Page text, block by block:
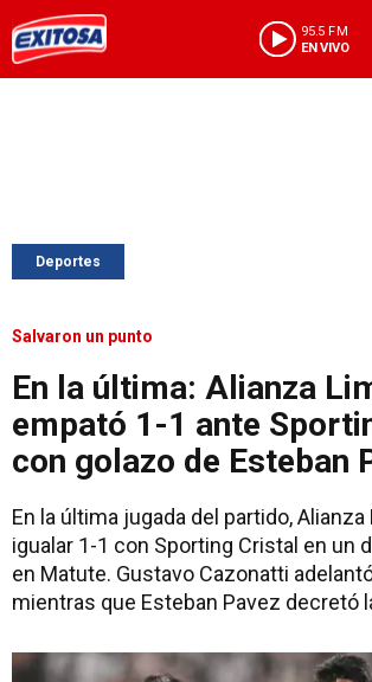
95.5 FM
EN VIVO
Deportes
Salvaron un punto
En la última: Alianza
empató 1-1 ante
con golazo de Esteban
En la última jugada del partido,
igualar 1-1 con Sporting Cristal en un
en Matute. Gustavo Cazonatti
mientras que Esteban Pavez decretó